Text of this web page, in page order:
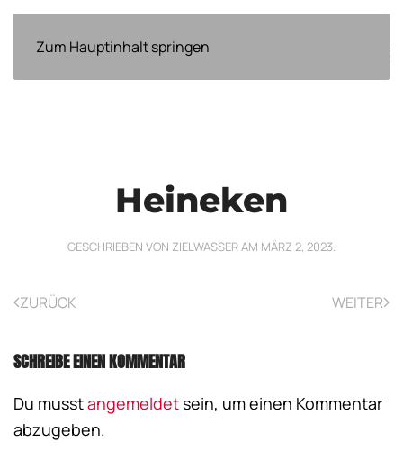
Zum Hauptinhalt springen
EVENTS
Heineken
GESCHRIEBEN VON ZIELWASSERAM MÄRZ 2, 2023.
ZURÜCK WEITER
SCHREIBE EINEN KOMMENTAR
Du musstangemeldetsein, um einen Kommentar
abzugeben.